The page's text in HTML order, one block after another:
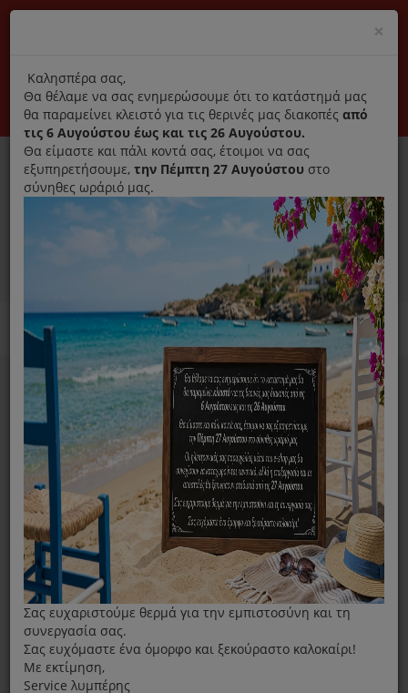
Αποκλειστικά γνήσια ανταλλακτικά
Σύνδεση Εγγραφή Εταιρεία Επικοινωνία
0
Ανταλλακτικά ηλεκτρικών συσκευών MENU
Home Σίδερο
Καθαριστικά
Clean & Protect Σετ Καθαρισμού ACU2 Aeg Για Καθαρισμό
Πλάκας Σιδήρου
×
title
Καλησπέρα σας,
Θα θέλαμε να σας ενημερώσουμε ότι το κατάστημά μας
θα παραμείνει κλειστό για τις θερινές μας διακοπές από
τις 6 Αυγούστου έως και τις 26 Αυγούστου.
Θα είμαστε και πάλι κοντά σας, έτοιμοι να σας
εξυπηρετήσουμε, την Πέμπτη 27 Αυγούστου στο
σύνηθες ωράριό μας.
Σας ευχαριστούμε θερμά για την εμπιστοσύνη και τη
συνεργασία σας.
Σας ευχόμαστε ένα όμορφο και ξεκούραστο καλοκαίρι!
Με εκτίμηση,
Service λυμπέρης